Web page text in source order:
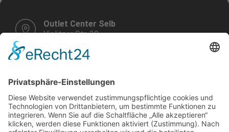
Outlet Center Selb
Vielitzer Str. 30
+49 9287 30 700 3 - 0
Montag bis Samstag
10.00 - 19.00 Uhr
Weitere Infos HIER!